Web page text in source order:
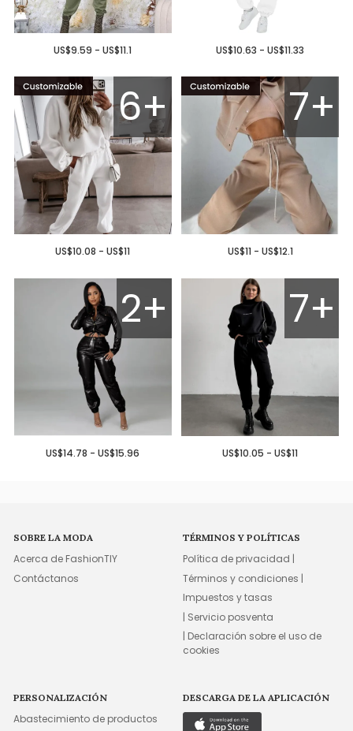
US$9.59 - US$11.1 US$10.63 - US$11.33
6+
US$10.08 - US$11
7+
US$11 - US$12.1
2+
US$14.78 - US$15.96
7+
US$10.05 - US$11
SOBRE LA MODA
Acerca de FashionTIY
Contáctanos
TÉRMINOS Y POLÍTICAS
Política de privacidad |
Términos y condiciones |
Impuestos y tasas
| Servicio posventa
| Declaración sobre el uso de
cookies
PERSONALIZACIÓN
Abastecimiento de productos
DESCARGA DE LA APLICACIÓN